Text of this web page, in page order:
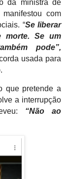
da ministra de
com
“Se liberar
morte. Se um
pode”,
usada para
que pretende a
a interrupção
“Não ao